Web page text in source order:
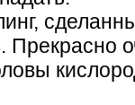
Прекрасно